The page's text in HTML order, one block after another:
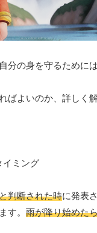
分の身を守るためには
ばよいのか、詳しく
判断された時に発表
す。 雨が降り始めた